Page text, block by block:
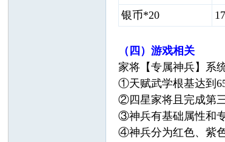
银币*20
（四）游戏相关
家将【专属神兵】系
①天赋武学根基达到
②四星家将且完成第
③神兵有基础属性和
④神兵分为红色、紫